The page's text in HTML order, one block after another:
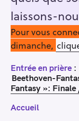
laissons-
Pour vous
dimanche,
Entrée en prière :
Beethoven-
Fantasy »:
Accueil